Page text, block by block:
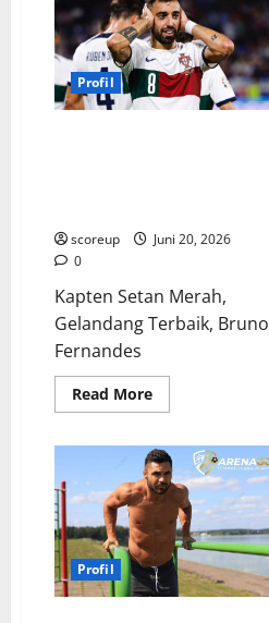
Fernandes,
Kisah
Inspiratif
Seorang
Kapten
Sejati
yang
Tak
Profil
scoreup
Juni 20, 2026
0
Kapten Setan Merah,
Gelandang Terbaik, Bruno
Fernandes
Read MoreRead
more
Terbaik
Dunia,
Bruno
Fernandes
Mengubah
Manchester
United
Selamanya,
Ini
Alasannya!
Profil